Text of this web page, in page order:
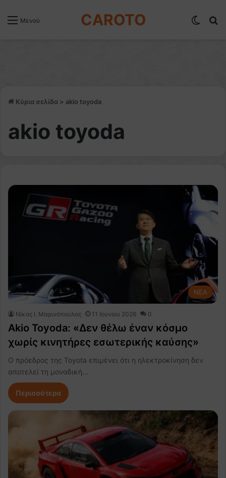
Μενού CAROTO
Κύρια σελίδα > akio toyoda
akio toyoda
NEA
Nίκος Ι. Mαρινόπουλος 11 Ιουνίου 2026 0
Akio Toyoda: «Δεν θέλω έναν κόσμο
χωρίς κινητήρες εσωτερικής καύσης»
Ο πρόεδρος της Toyota επιμένει ότι η ηλεκτροκίνηση δεν
αποτελεί τη μοναδική…
Περισσότερα